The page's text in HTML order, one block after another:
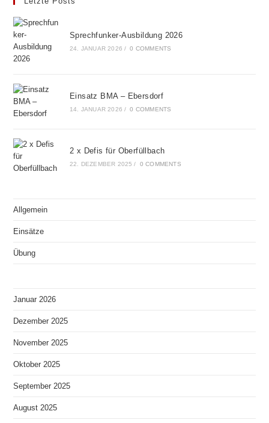
Sprechfunker-Ausbildung 2026
24. JANUAR 2026 / 0 COMMENTS
Einsatz BMA – Ebersdorf
14. JANUAR 2026 / 0 COMMENTS
2 x Defis für Oberfüllbach
22. DEZEMBER 2025 / 0 COMMENTS
Allgemein
Einsätze
Übung
Januar 2026
Dezember 2025
November 2025
Oktober 2025
September 2025
August 2025